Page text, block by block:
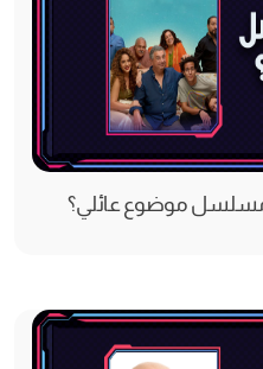
موضوع عائلي؟